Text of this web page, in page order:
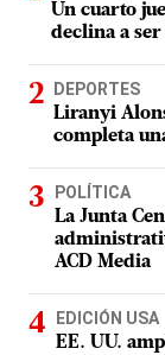
Un cuarto
declina a
DEPORTES
Liranyi
completa
POLÍTICA
La Junta
ACD Media
EDICIÓN USA
EE. UU.